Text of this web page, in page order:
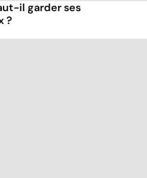
il garder ses
?